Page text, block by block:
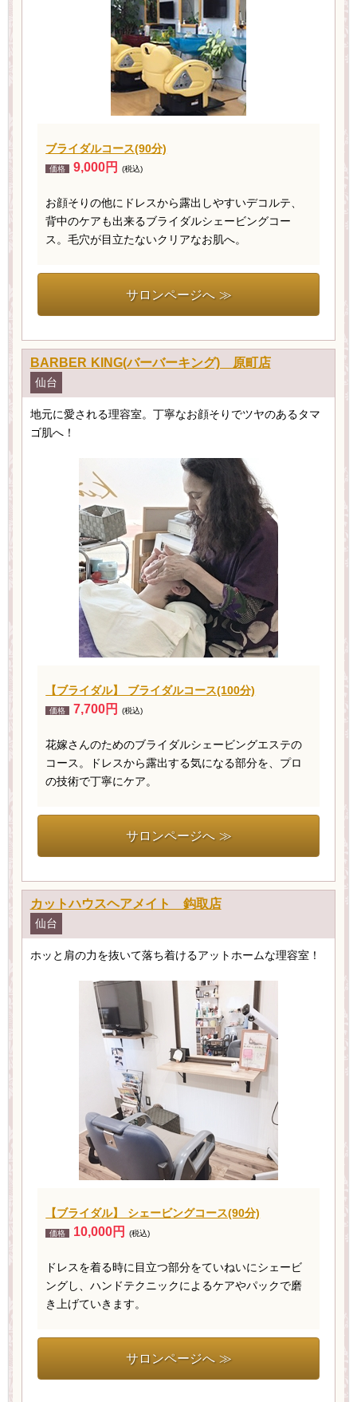
ブライダルコース(90分)
価格 9,000円 (税込)
お顔そりの他にドレスから露出しやすいデコルテ、
背中のケアも出来るブライダルシェービングコー
ス。毛穴が目立たないクリアなお肌へ。
サロンページへ ≫
BARBER KING(バーバーキング) 原町店
仙台
地元に愛される理容室。丁寧なお顔そりでツヤのあるタマ
ゴ肌へ！
【ブライダル】 ブライダルコース(100分)
価格 7,700円 (税込)
花嫁さんのためのブライダルシェービングエステの
コース。ドレスから露出する気になる部分を、プロ
の技術で丁寧にケア。
サロンページへ ≫
カットハウスヘアメイト 鈎取店
仙台
ホッと肩の力を抜いて落ち着けるアットホームな理容室！
【ブライダル】 シェービングコース(90分)
価格 10,000円 (税込)
ドレスを着る時に目立つ部分をていねいにシェービ
ングし、ハンドテクニックによるケアやパックで磨
き上げていきます。
サロンページへ ≫